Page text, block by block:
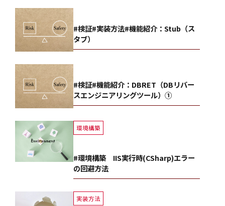
#検証#実装方法#機能紹介：Stub（ス
タブ）
#検証#機能紹介：DBRET（DBリバー
スエンジニアリングツール）①
環境構築
#環境構築 IIS実行時(CSharp)エラー
の回避方法
実装方法